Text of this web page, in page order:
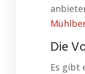
Die
Es gibt